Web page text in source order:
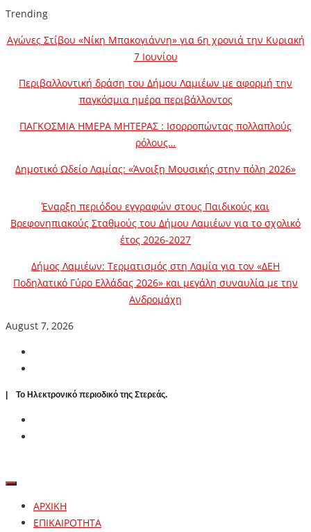
Trending
Αγώνες Στίβου «Νίκη Μπακογιάννη» για 6η χρονιά την Κυριακή
7 Ιουνίου
Περιβαλλοντική δράση του Δήμου Λαμιέων με αφορμή την
παγκόσμια ημέρα περιβάλλοντος
ΠΑΓΚΟΣΜΙΑ ΗΜΕΡΑ ΜΗΤΕΡΑΣ : Ισορροπώντας πολλαπλούς
ρόλους…
Δημοτικό Ωδείο Λαμίας: «Άνοιξη Μουσικής στην πόλη 2026»
Έναρξη περιόδου εγγραφών στους Παιδικούς και
Βρεφονηπιακούς Σταθμούς του Δήμου Λαμιέων για το σχολικό
έτος 2026-2027
Δήμος Λαμιέων: Τερματισμός στη Λαμία για τον «ΔΕΗ
Ποδηλατικό Γύρο Ελλάδας 2026» και μεγάλη συναυλία με την
Ανδρομάχη
August 7, 2026
| To Ηλεκτρονικό περιοδικό της Στερεάς.
ΑΡΧΙΚΗ
ΕΠΙΚΑΙΡΟΤΗΤΑ